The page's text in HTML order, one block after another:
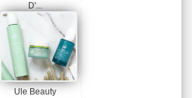
D'...
Ule Beauty